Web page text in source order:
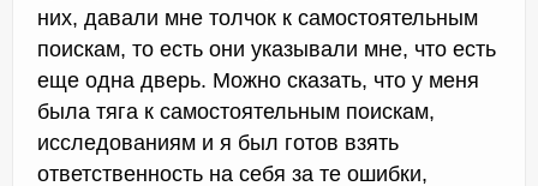
них, давали мне толчок к самостоятельным
поискам, то есть они указывали мне, что есть
еще одна дверь. Можно сказать, что у меня
была тяга к самостоятельным поискам,
исследованиям и я был готов взять
ответственность на себя за те ошибки,